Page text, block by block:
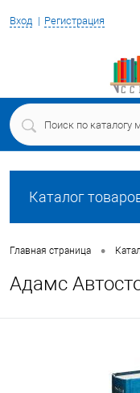
Вход Регистрация
Каталог
Главная страница •
Адамс